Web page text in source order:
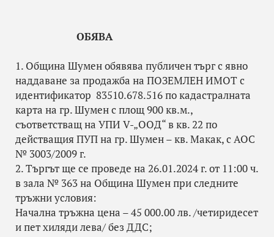
ОБЯВА
1. Община Шумен обявява публичен търг с явно
наддаване за продажба на ПОЗЕМЛЕН ИМОТ с
идентификатор 83510.678.516 по кадастралната
карта на гр. Шумен с площ 900 кв.м.,
съответстващ на УПИ V-„ООД“ в кв. 22 по
действащия ПУП на гр. Шумен – кв. Макак, с АОС
№ 3003/2009 г.
2. Търгът ще се проведе на 26.01.2024 г. от 11:00 ч.
в зала № 363 на Община Шумен при следните
тръжни условия:
Начална тръжна цена – 45 000.00 лв. /четиридесет
и пет хиляди лева/ без ДДС;